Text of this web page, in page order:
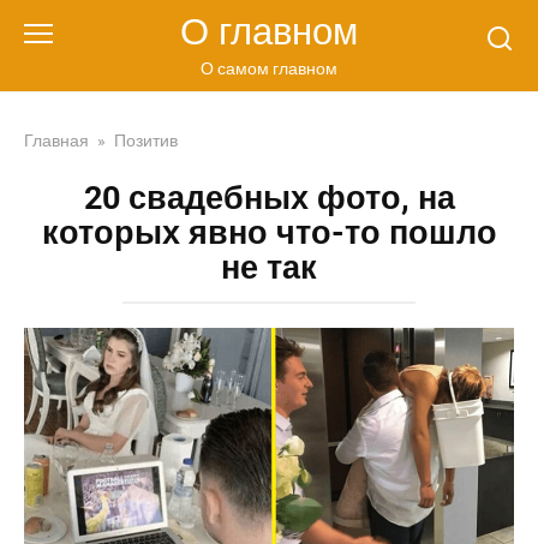
О главном
О самом главном
Главная » Позитив
20 свадебных фото, на
которых явно что-то пошло
не так